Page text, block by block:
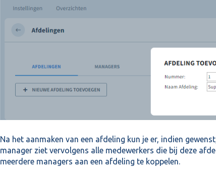
Na het aanmaken van een afdeling kun je er, indien
manager ziet vervolgens alle medewerkers die bij deze
meerdere managers aan een afdeling te koppelen.